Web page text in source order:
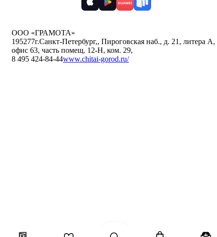
ООО «ГРАМОТА»
195277г.Санкт-Петербург,, Пироговская наб., д. 21, литера А,
офис 63, часть помещ. 12-Н, ком. 29,
8 495 424-84-44www.chitai-gorod.ru/